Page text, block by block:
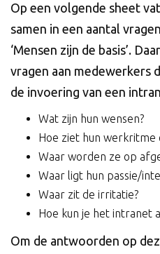
Op een volgende sheet
samen in een aantal
‘Mensen zijn de basis’.
vragen aan medewerkers
de invoering van een
Wat zijn hun wensen?
Hoe ziet hun werkritme
Waar worden ze op
Waar ligt hun passie/
Waar zit de irritatie?
Hoe kun je het intranet
Om de antwoorden op